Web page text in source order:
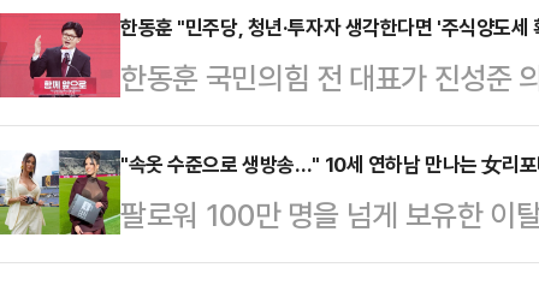
니다"며 "지금도 책을 팔면서 책장
책임 의식은 찾아볼 수가 없다"고
공격했다. …
스오브인디아 등에 따르면 피해 여
지역에서 국가방위군 신병 모집 체
다.의식을 잃은 A씨는 현장에 대기
다.병원에서 의식을 일부 회복한 A
남성에게 성폭행을 당했다"고 진술
이면 도착할 3.…
한동훈 "민주당, 청년·투자자 생각한다면 '주식양도세
한동훈 국민의힘 전 대표가 진성준
투자자들을 생각한다면 주식양도
표는 28일 페이스북에 "지금의 이 '
거의 비슷한 논쟁을 작년 당대표 시
였다"고 언급했다.앞서 진성준 의
"속옷 수준으로 생방송…" 10세 연하남 만나는 女리
팔로워 100만 명을 넘게 보유한 이
나의 과한 노출 의상이 화제의 중